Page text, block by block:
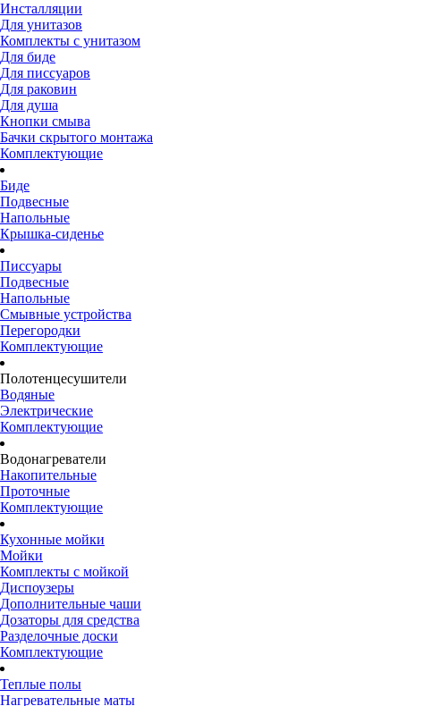
Инсталляции
Для унитазов
Комплекты с унитазом
Для биде
Для писсуаров
Для раковин
Для душа
Кнопки смыва
Бачки скрытого монтажа
Комплектующие
Биде
Подвесные
Напольные
Крышка-сиденье
Писсуары
Подвесные
Напольные
Смывные устройства
Перегородки
Комплектующие
Полотенцесушители
Водяные
Электрические
Комплектующие
Водонагреватели
Накопительные
Проточные
Комплектующие
Кухонные мойки
Мойки
Комплекты с мойкой
Диспоузеры
Дополнительные чаши
Дозаторы для средства
Разделочные доски
Комплектующие
Теплые полы
Нагревательные маты